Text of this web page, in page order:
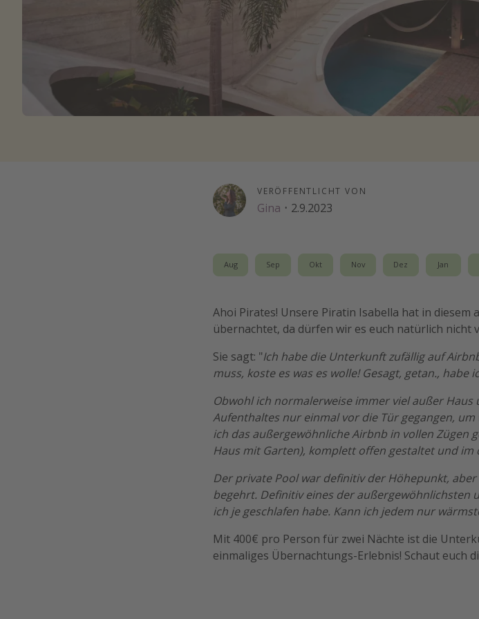
VERÖFFENTLICHT VON
Gina · 2.9.2023
Aug Sep Okt Nov Dez Jan
Ahoi Pirates! Unsere Piratin Isabella hat in
übernachtet, da dürfen wir es euch natürlich nicht
Sie sagt: "Ich habe die Unterkunft zufällig auf
muss, koste es was es wolle! Gesagt, getan., habe
Obwohl ich normalerweise immer viel außer
Aufenthaltes nur einmal vor die Tür gegangen,
ich das außergewöhnliche Airbnb in vollen Zügen
Haus mit Garten), komplett offen gestaltet und im
Der private Pool war definitiv der Höhepunkt,
begehrt. Definitiv eines der außergewöhnlichsten
ich je geschlafen habe. Kann ich jedem nur
Mit 400€ pro Person für zwei Nächte ist die
einmaliges Übernachtungs-Erlebnis! Schaut euch